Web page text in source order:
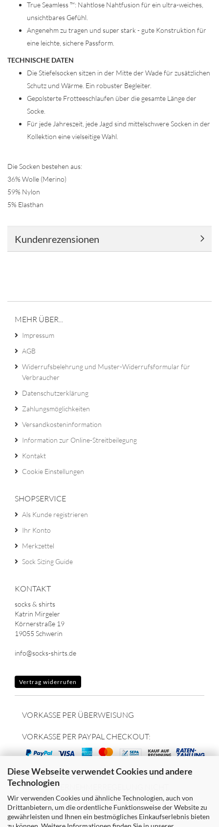
Diese Webseite verwendet Cookies und andere
Technologien
Wir verwenden Cookies und ähnliche Technologien, auch von
Drittanbietern, um die ordentliche Funktionsweise der Website zu
gewährleisten und Ihnen ein bestmögliches Einkaufserlebnis bieten
True Seamless ™: Nahtlose Nahtfusion für ein ultra-weiches,
unsichtbares Gefühl.
Angenehm zu tragen und super stark - gute Konstruktion für
eine leichte, sichere Passform.
TECHNISCHE DATEN​
Die Stiefelsocken sitzen in der Mitte der Wade für zusätzlichen
Schutz und Wärme. Ein robuster Begleiter.
Gepolsterte Frotteeschlaufen über die gesamte Länge der
Socke.
Für jede Jahreszeit, jede Jagd sind mittelschwere Socken in der
Kollektion eine vielseitige Wahl.
Die Socken bestehen aus:
36% Wolle (Merino)
59% Nylon
5% Elasthan
Kundenrezensionen
MEHR ÜBER...
Impressum
AGB
Widerrufsbelehrung und Muster-Widerrufsformular für
Verbraucher
Datenschutzerklärung
Zahlungsmöglichkeiten
Versandkosteninformation
Information zur Online-Streitbeilegung
Kontakt
Cookie Einstellungen
SHOPSERVICE
Als Kunde registrieren
Ihr Konto
Merkzettel
Sock Sizing Guide
KONTAKT
socks & shirts
Katrin Mirgeler
Körnerstraße 19
19055 Schwerin
info@socks-shirts.de
Vertrag widerrufen
VORKASSE PER ÜBERWEISUNG
VORKASSE PER PAYPAL CHECKOUT:
DIE MEHRWERTSTEUER KANN AUFGRUND DER
KLEINUNTERNEHMERREGELUNG NICHT
AUSGEWIESEN WERDEN.
WIR VERSENDEN MIT